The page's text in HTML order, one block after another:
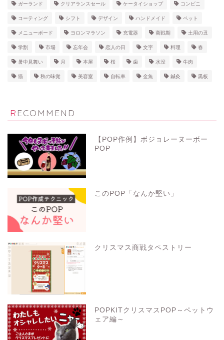
ガーランド クリアランスセール ケータイショップ コンビニ
コーティング シフト デザイン ハンドメイド ペット
メニューボード ヨロンマラソン 充電器 商戦期 土用の丑
学割 市場 忘年会 恋人の日 文字 料理 春
暑中見舞い 月 本屋 桜 歯 水没 牛肉
猫 秋の味覚 美容室 自転車 金魚 鍼灸 黒板
RECOMMEND
【POP作例】ボジョレーヌーボー
POP
このPOP「なんか堅い」
クリスマス商戦タペストリー
POPKITクリスマスPOP～ペットウ
ェア編～